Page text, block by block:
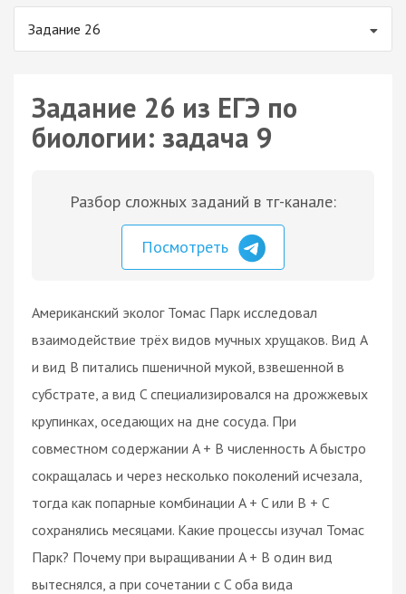
Задание 26
Задание 26 из ЕГЭ по
биологии: задача 9
Разбор сложных заданий в тг-канале:
Посмотреть
Американский эколог Томас Парк исследовал
взаимодействие трёх видов мучных хрущаков. Вид A
и вид B питались пшеничной мукой, взвешенной в
субстрате, а вид C специализировался на дрожжевых
крупинках, оседающих на дне сосуда. При
совместном содержании A + B численность A быстро
сокращалась и через несколько поколений исчезала,
тогда как попарные комбинации A + C или B + C
сохранялись месяцами. Какие процессы изучал Томас
Парк? Почему при выращивании A + B один вид
вытеснялся, а при сочетании с C оба вида